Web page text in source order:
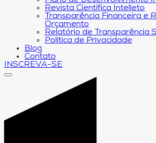
Revista Científica Intelleto
Transparência Financeira e
Orçamento
Relatório de Transparência
Política de Privacidade
Blog
Contato
INSCREVA-SE